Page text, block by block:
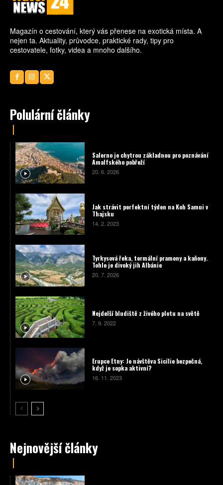
Magazín o cestování, který vás přenese na exotická místa. A
nejen ta. Aktuality, průvodce, praktické rady, tipy pro
cestovatele, fotky, videa a mnoho dalšího.
Polulární články
Salerno je chytrou základnou pro poznávání
Amalfského pobřeží
20. 6. 2026
Jak strávit perfektní týden na Koh Samui v
Thajsku
14. 2. 2023
Tyrkysová řeka, termální prameny a kaňony.
Tohle je divoký jih Albánie
20. 7. 2026
Nejdelší bludiště z živého plotu na světě
7. 9. 2022
Erupce Etny: Je návštěva Sicílie bezpečná,
když je sopka aktivní?
16. 11. 2023
Nejnovější články